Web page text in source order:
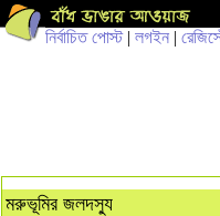
নির্বাচিত পোস্ট| লগইন |
মরুভূমির জলদস্যু